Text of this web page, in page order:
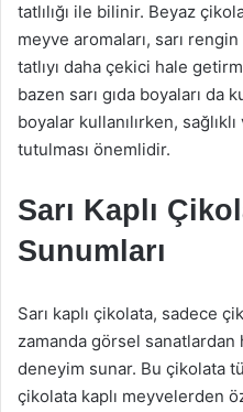
tatlılığı ile bilinir. Beyaz
meyve aromaları, sarı
tatlıyı daha çekici hale
bazen sarı gıda boyaları da
boyalar kullanılırken,
tutulması önemlidir.
Sarı Kaplı
Sunumları
Sarı kaplı çikolata, sadece
zamanda görsel
deneyim sunar. Bu çikolata
çikolata kaplı meyvelerden